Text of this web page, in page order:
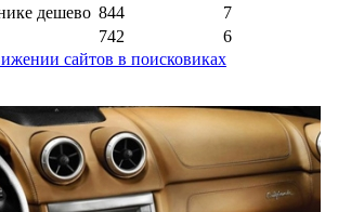
дешево 844
7
742
6
сайтов в поисковиках